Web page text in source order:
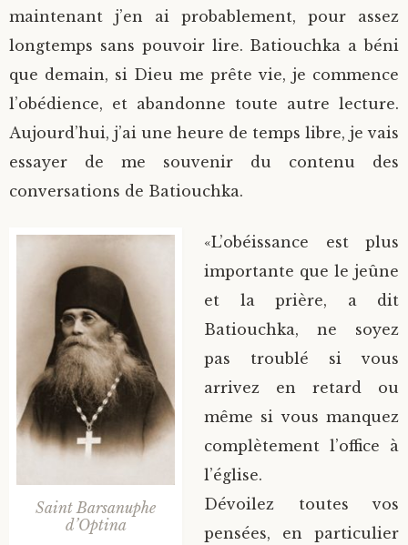
maintenant j’en ai probablement, pour assez
longtemps sans pouvoir lire. Batiouchka a béni
que demain, si Dieu me prête vie, je commence
l’obédience, et abandonne toute autre lecture.
Aujourd’hui, j’ai une heure de temps libre, je vais
essayer de me souvenir du contenu des
conversations de Batiouchka.
Saint Barsanuphe
d’Optina
«L’obéissance est plus
importante que le jeûne
et la prière, a dit
Batiouchka, ne soyez
pas troublé si vous
arrivez en retard ou
même si vous manquez
complètement l’office à
l’église.
Dévoilez toutes vos
pensées, en particulier